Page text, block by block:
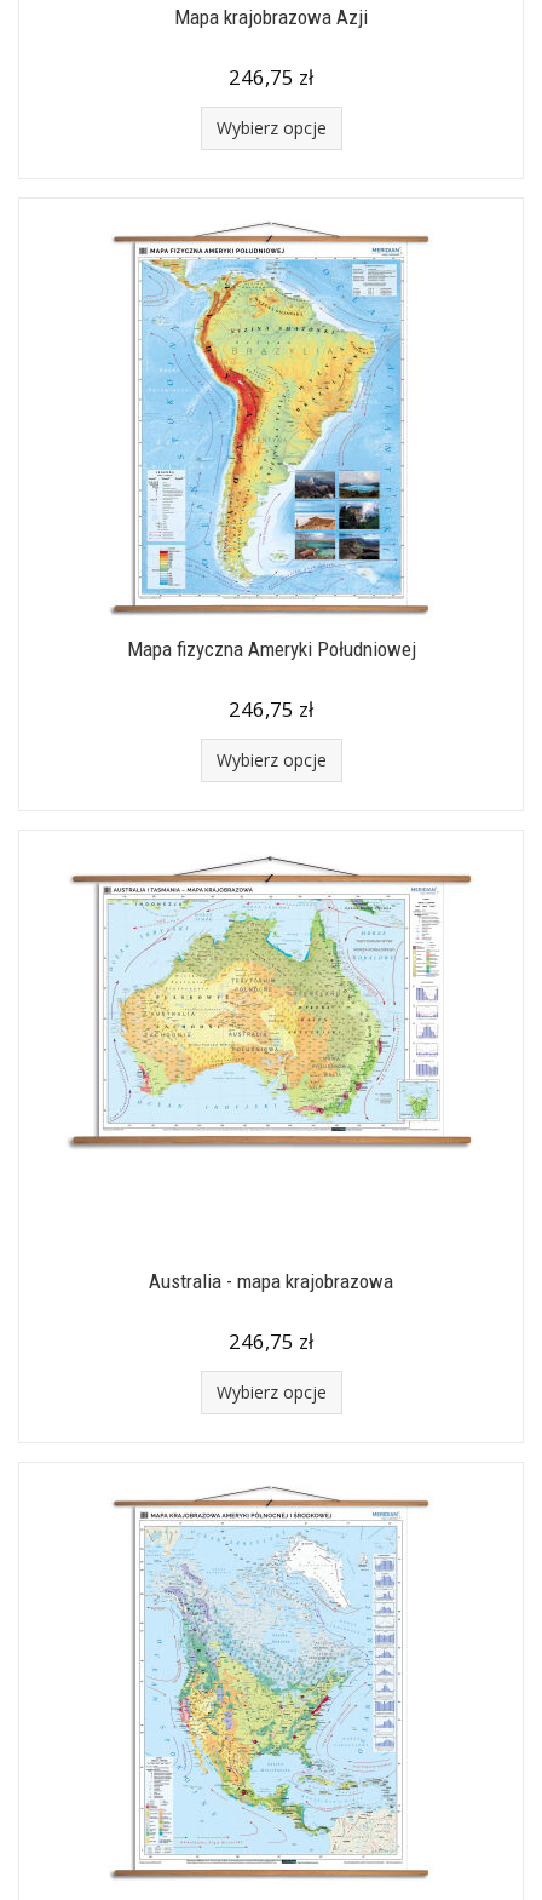
Mapa krajobrazowa Azji
246,75 zł
Wybierz opcje
Mapa fizyczna Ameryki Południowej
246,75 zł
Wybierz opcje
Australia - mapa krajobrazowa
246,75 zł
Wybierz opcje